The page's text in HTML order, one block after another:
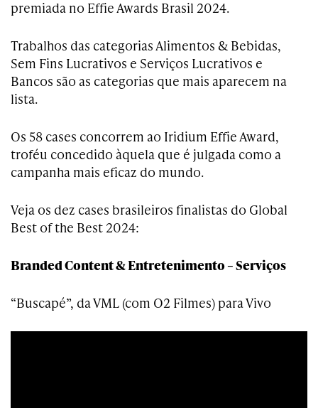
premiada no Effie Awards Brasil 2024.
Trabalhos das categorias Alimentos & Bebidas,
Sem Fins Lucrativos e Serviços Lucrativos e
Bancos são as categorias que mais aparecem na
lista.
Os 58 cases concorrem ao Iridium Effie Award,
troféu concedido àquela que é julgada como a
campanha mais eficaz do mundo.
Veja os dez cases brasileiros finalistas do Global
Best of the Best 2024:
Branded Content & Entretenimento – Serviços
“Buscapé”, da VML (com O2 Filmes) para Vivo